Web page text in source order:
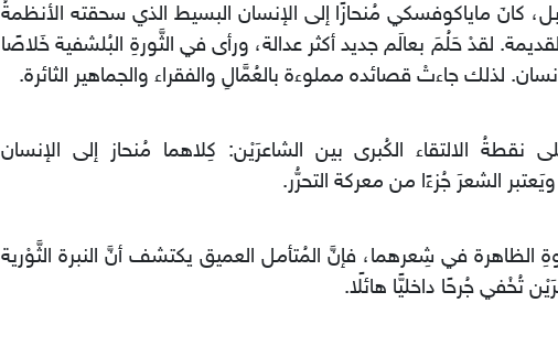
كانَ ماياكوفسكي مُنحازًا إلى الإنسان البسيط الذي سحقته الأنظمةُ
لقدْ حَلُمَ بعالَم جديد أكثر عدالة، ورأى في الثَّورةِ البُلشفية خَلاصًا
لذلك جاءتْ قصائده مملوءة بالعُمَّالِ والفقراء والجماهير الثائرة.
نقطةُ الالتقاء الكُبرى بين الشاعرَيْن: كِلاهما مُنحاز إلى الإنسان
الشعرَ جُزءًا من معركة التحرُّر.
الظاهرة في شِعرهما، فإنَّ المُتأمل العميق يكتشف أنَّ النبرة الثَّوْرية
تُخْفي جُرحًا داخليًّا هائلًا.